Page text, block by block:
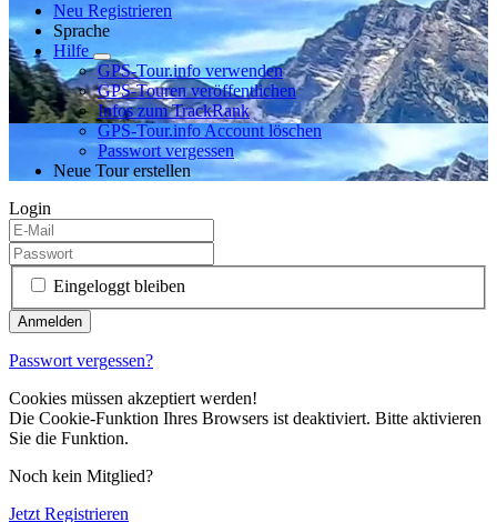
Neu Registrieren
Sprache
Hilfe
GPS-Tour.info verwenden
GPS-Touren veröffentlichen
Infos zum TrackRank
GPS-Tour.info Account löschen
Passwort vergessen
Neue Tour erstellen
Login
Eingeloggt bleiben
Passwort vergessen?
Cookies müssen akzeptiert werden!
Die Cookie-Funktion Ihres Browsers ist deaktiviert. Bitte aktivieren
Sie die Funktion.
Noch kein Mitglied?
Jetzt Registrieren